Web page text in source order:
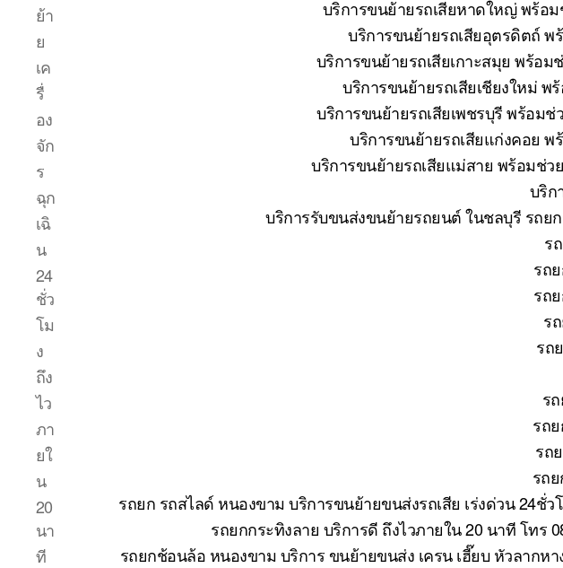
ย้า
ย
เค
รื่
อง
จัก
ร
ฉุก
เฉิ
น
24
ชั่ว
โม
ง
ถึง
ไว
ภา
ยใ
น
20
นา
ที
บริการขนย้ายรถเสียหาดใหญ่ พร้อม
บริการขนย้ายรถเสียอุตรดิตถ์ พ
บริการขนย้ายรถเสียเกาะสมุย พร้อม
บริการขนย้ายรถเสียเชียงใหม่ พ
บริการขนย้ายรถเสียเพชรบุรี พร้อมช่
บริการขนย้ายรถเสียแก่งคอย พ
บริการขนย้ายรถเสียแม่สาย พร้อมช่ว
บริก
บริการรับขนส่งขนย้ายรถยนต์ ในชลบุรี รถย
ร
รถ
รถ
ร
รถ
ร
รถ
รถ
รถ
รถยก รถสไลด์ หนองขาม บริการขนย้ายขนส่งรถเสีย เร่งด่วน 24ชั่ว
รถยกกระทิงลาย บริการดี ถึงไวภายใน 20 นาที โทร
รถยกช้อนล้อ หนองขาม บริการ ขนย้ายขนส่ง เครน เฮี๊ยบ หัวลากหา